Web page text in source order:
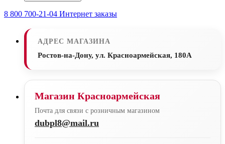
8 800 700-21-04 Интернет заказы
АДРЕС МАГАЗИНА
Ростов-на-Дону, ул. Красноармейская, 180А
Магазин Красноармейская
Почта для связи с розничным магазином
dubpl8@mail.ru